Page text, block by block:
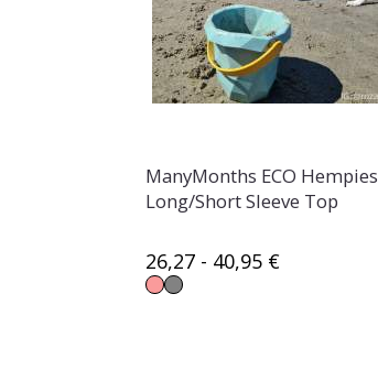
ManyMonths ECO Hempies
Long/Short Sleeve Top
26,27 - 40,95 €